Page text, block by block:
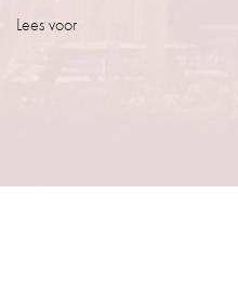
Lees voor